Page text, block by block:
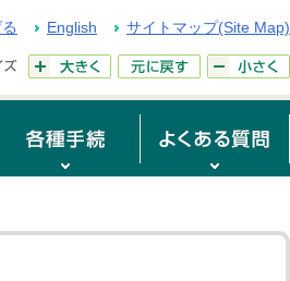
English サイトマップ(Site Map)